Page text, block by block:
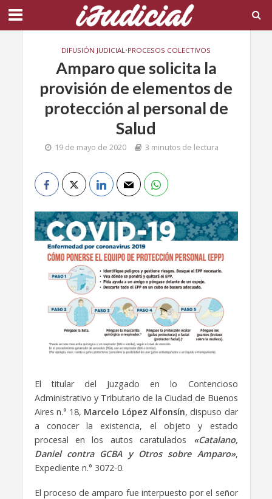
DIFUSIÓN JUDICIAL•PROCESOS COLECTIVOS
Amparo que solicita la
provisión de elementos de
protección al personal de
Salud
19 de mayo de 2020 3 minutos de lectura
El titular del Juzgado en lo Contencioso
Administrativo y Tributario de la Ciudad de Buenos
Aires n.° 18, Marcelo López Alfonsín, dispuso dar
a conocer la existencia, el objeto y estado
procesal en los autos caratulados «Catalano,
Daniel contra GCBA y Otros sobre Amparo»,
Expediente n.° 3072-0.
El proceso de amparo fue interpuesto por el señor